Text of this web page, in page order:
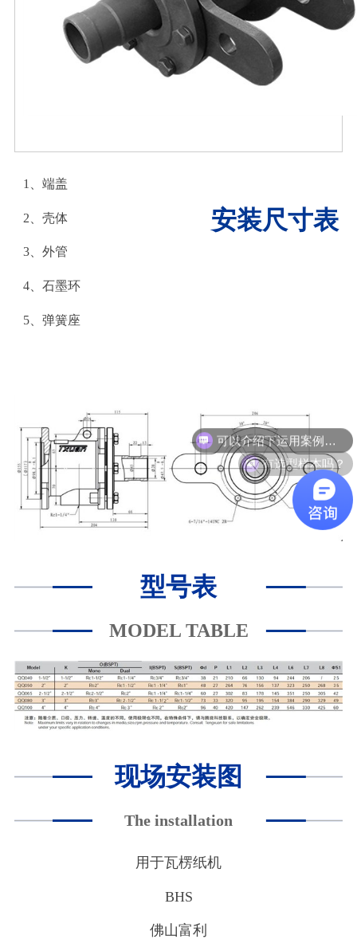
1、端盖
2、壳体
3、外管
4、石墨环
5、弹簧座
安装尺寸表
型号表
MODEL TABLE
现场安装图
The installation
用于瓦楞纸机
BHS
佛山富利
有选型样本吗？